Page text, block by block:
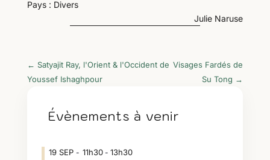
Pays : Divers
Julie Naruse
← Satyajit Ray, l'Orient & l'Occident de
Youssef Ishaghpour
Visages Fardés de
Su Tong →
Évènements à venir
19 SEP 11h30- 13h30